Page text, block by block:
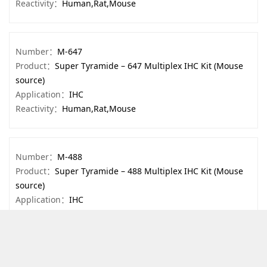
Reactivity： Human,Rat,Mouse
Number： M-647
Product： Super Tyramide – 647 Multiplex IHC Kit (Mouse
source)
Application： IHC
Reactivity： Human,Rat,Mouse
Number： M-488
Product： Super Tyramide – 488 Multiplex IHC Kit (Mouse
source)
Application： IHC